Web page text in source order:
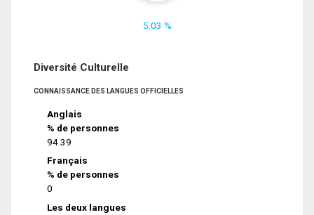
5.03 %
Diversité Culturelle
CONNAISSANCE DES LANGUES OFFICIELLES
Anglais
% de personnes
94.39
Français
% de personnes
0
Les deux langues